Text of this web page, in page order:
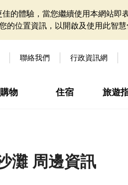
的體驗，當您繼續使用本網站即
位置資訊，以開啟及使用此智慧
聯絡我們 行政資訊網
購物 住宿 旅遊
灘 周邊資訊